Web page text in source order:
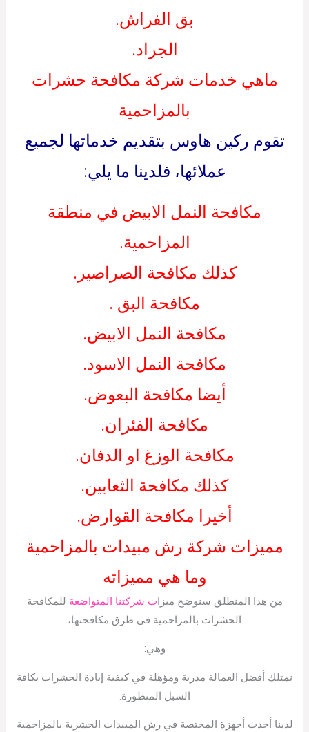
بق الفراش.
الجراد.
ماهي خدمات شركة مكافحة حشرات
بالمزاحمية
تقوم ركين هاوس بتقديم خدماتها لجميع
عملائها، فلدينا ما يلي:
مكافحة النمل الابيض في منطقة
المزاحمية.
كذلك مكافحة الصراصير.
مكافحة البق .
مكافحة النمل الابيض.
مكافحة النمل الاسود.
أيضا مكافحة البعوض.
مكافحة الفئران.
مكافحة الوزغ او الدفان.
كذلك مكافحة الثعابين.
أخيرا مكافحة القوارض.
مميزات شركة رش مبيدات بالمزاحمية
وما هي مميزاته
من هذا المنطلق سنوضح ميزات شركتنا المتواضعة للمكافحة
الحشرات بالمزاحمية في طرق مكافحتها،
وهي:
نمتلك أفضل العمالة مدربة ومؤهلة في كيفية إبادة الحشرات بكافة
السبل المتطورة.
لدينا أحدث أجهزة المختصة في رش المبيدات الحشرية بالمزاحمية